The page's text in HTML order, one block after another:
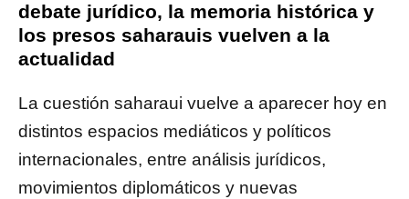
debate jurídico, la memoria histórica y
los presos saharauis vuelven a la
actualidad
La cuestión saharaui vuelve a aparecer hoy en
distintos espacios mediáticos y políticos
internacionales, entre análisis jurídicos,
movimientos diplomáticos y nuevas